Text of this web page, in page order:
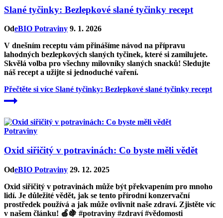
Slané tyčinky: Bezlepkové slané tyčinky recept
OdeBIO Potraviny 9. 1. 2026
V dnešním receptu vám přinášíme návod na přípravu
lahodných bezlepkových slaných tyčinek, které si zamilujete.
Skvělá volba pro všechny milovníky slaných snacků! Sledujte
náš recept a užijte si jednoduché vaření.
Přečtěte si více Slané tyčinky: Bezlepkové slané tyčinky recept
Potraviny
Oxid siřičitý v potravinách: Co byste měli vědět
OdeBIO Potraviny 29. 12. 2025
Oxid siřičitý v potravinách může být překvapením pro mnoho
lidí. Je důležité vědět, jak se tento přírodní konzervační
prostředek používá a jak může ovlivnit naše zdraví. Zjistěte víc
v našem článku! 🍏🍇 #potraviny #zdraví #vědomosti